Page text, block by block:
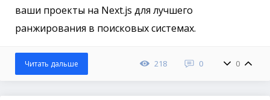
ваши проекты на Next.js для лучшего
ранжирования в поисковых системах.
218 0 0
Читать дальше